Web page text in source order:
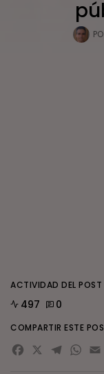
ACTIVIDAD DEL POST
497 0
COMPARTIR ESTE
X